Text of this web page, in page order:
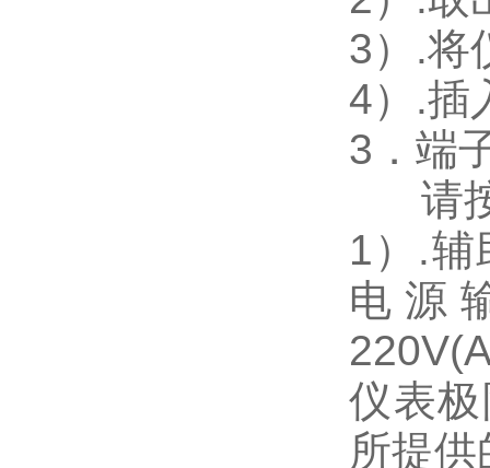
3）.将
4）.插
3 ．端
请
1 ） .辅
电源
仪表
所提